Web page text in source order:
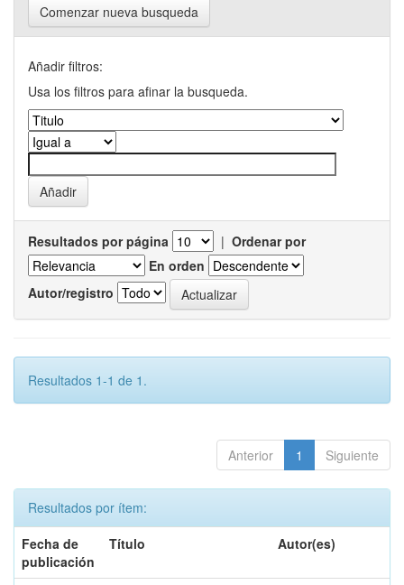
Comenzar nueva busqueda
Añadir filtros:
Usa los filtros para afinar la busqueda.
Resultados por página | Ordenar por
En orden
Autor/registro
Resultados 1-1 de 1.
Anterior 1 Siguiente
Resultados por ítem:
Fecha de
publicación
Título Autor(es)